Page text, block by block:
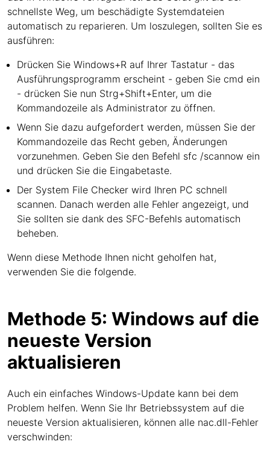
schnellste Weg, um beschädigte Systemdateien
automatisch zu reparieren. Um loszulegen, sollten Sie es
ausführen:
Drücken Sie Windows+R auf Ihrer Tastatur - das
Ausführungsprogramm erscheint - geben Sie cmd ein
- drücken Sie nun Strg+Shift+Enter, um die
Kommandozeile als Administrator zu öffnen.
Wenn Sie dazu aufgefordert werden, müssen Sie der
Kommandozeile das Recht geben, Änderungen
vorzunehmen. Geben Sie den Befehl sfc /scannow ein
und drücken Sie die Eingabetaste.
Der System File Checker wird Ihren PC schnell
scannen. Danach werden alle Fehler angezeigt, und
Sie sollten sie dank des SFC-Befehls automatisch
beheben.
Wenn diese Methode Ihnen nicht geholfen hat,
verwenden Sie die folgende.
Methode 5: Windows auf die
neueste Version
aktualisieren
Auch ein einfaches Windows-Update kann bei dem
Problem helfen. Wenn Sie Ihr Betriebssystem auf die
neueste Version aktualisieren, können alle nac.dll-Fehler
verschwinden: